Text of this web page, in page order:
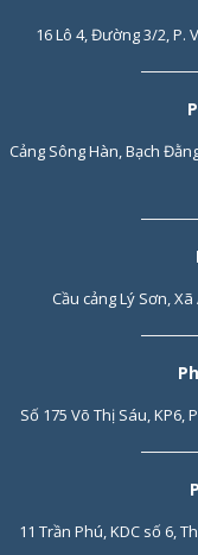
16 Lô 4, Đường 3/2, P.
Cảng Sông Hàn, Bạch
Cầu cảng Lý Sơn,
Số 175 Võ Thị Sáu, KP6,
11 Trần Phú, KDC số 6,